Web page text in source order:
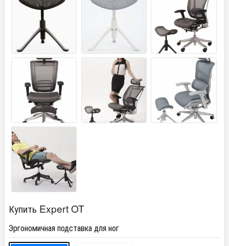
Купить Expert OT
Эргономичная подставка для ног